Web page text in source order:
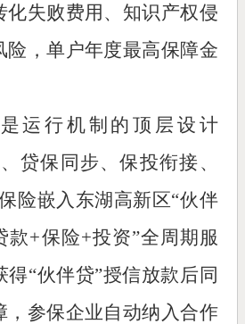
化失败费用、知识产权侵
险，单户年度最高保障金
运行机制的顶层设计
贷保同步、保投衔接、
险嵌入东湖高新区“伙伴
款+保险+投资”全周期服
“伙伴贷”授信放款后同
，参保企业自动纳入合作